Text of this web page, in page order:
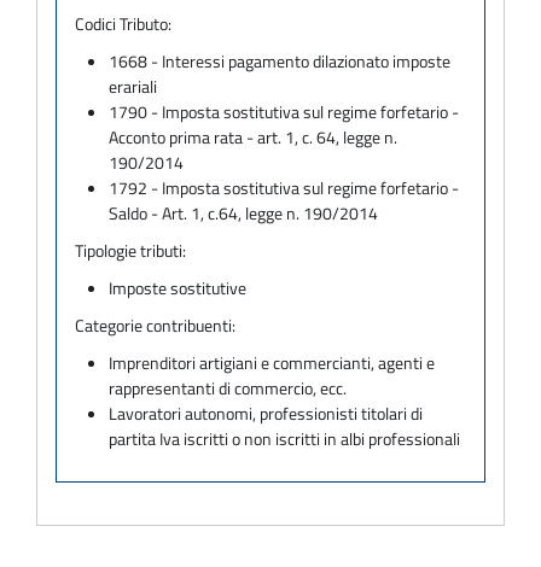
Codici Tributo:
1668 - Interessi pagamento dilazionato imposte
erariali
1790 - Imposta sostitutiva sul regime forfetario -
Acconto prima rata - art. 1, c. 64, legge n.
190/2014
1792 - Imposta sostitutiva sul regime forfetario -
Saldo - Art. 1, c.64, legge n. 190/2014
Tipologie tributi:
Imposte sostitutive
Categorie contribuenti:
Imprenditori artigiani e commercianti, agenti e
rappresentanti di commercio, ecc.
Lavoratori autonomi, professionisti titolari di
partita Iva iscritti o non iscritti in albi professionali